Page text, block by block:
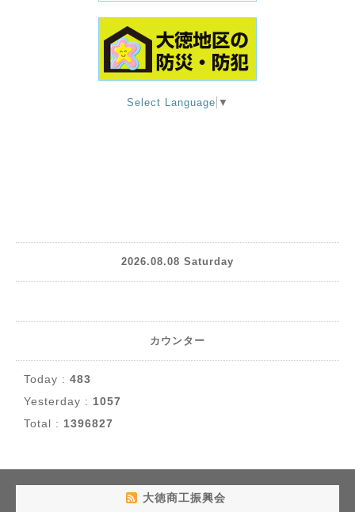
Select Language ▼
2026.08.08 Saturday
カウンター
Today : 483
Yesterday : 1057
Total : 1396827
大徳商工振興会